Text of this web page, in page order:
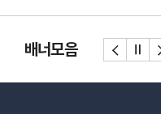
배너모음